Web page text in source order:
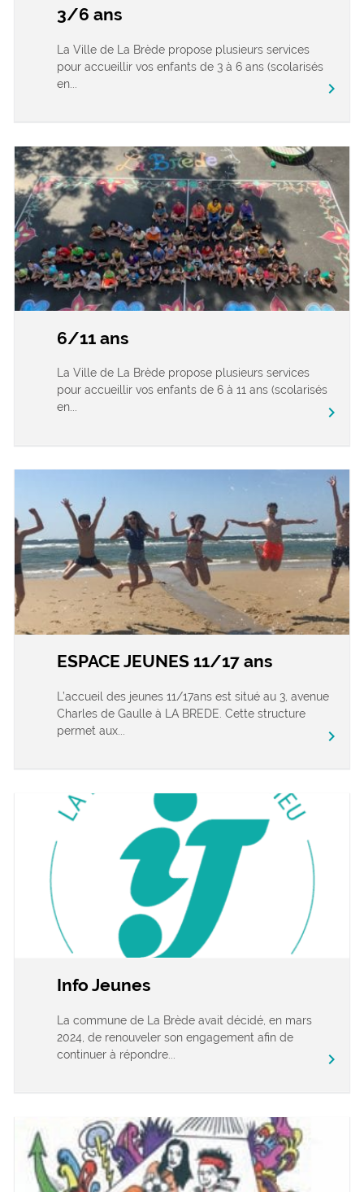
3/6 ans
La Ville de La Brède propose plusieurs services
pour accueillir vos enfants de 3 à 6 ans (scolarisés
en...
chevron_right
6/11 ans
La Ville de La Brède propose plusieurs services
pour accueillir vos enfants de 6 à 11 ans (scolarisés
en...
chevron_right
ESPACE JEUNES 11/17 ans
L’accueil des jeunes 11/17ans est situé au 3, avenue
Charles de Gaulle à LA BREDE. Cette structure
permet aux...
chevron_right
Info Jeunes
La commune de La Brède avait décidé, en mars
2024, de renouveler son engagement afin de
continuer à répondre...
chevron_right